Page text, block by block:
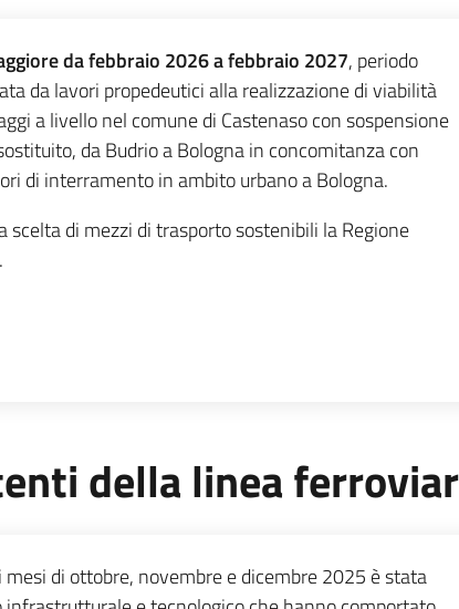
da febbraio 2026 a febbraio 2027, periodo
da lavori propedeutici alla realizzazione di viabilità
a livello nel comune di Castenaso con sospensione
da Budrio a Bologna in concomitanza con
di interramento in ambito urbano a Bologna.
scelta di mezzi di trasporto sostenibili la Regione
della linea
mesi di ottobre, novembre e dicembre 2025 è stata